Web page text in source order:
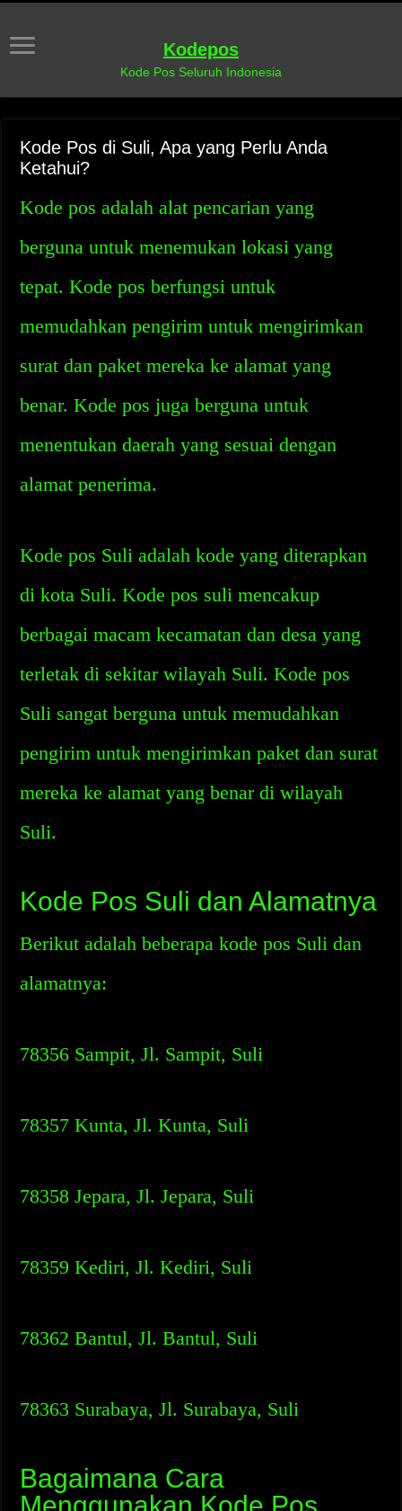
Kodepos
Kode Pos Seluruh Indonesia
Kode Pos di Suli, Apa yang Perlu Anda
Ketahui?
Kode pos adalah alat pencarian yang
berguna untuk menemukan lokasi yang
tepat. Kode pos berfungsi untuk
memudahkan pengirim untuk mengirimkan
surat dan paket mereka ke alamat yang
benar. Kode pos juga berguna untuk
menentukan daerah yang sesuai dengan
alamat penerima.
Kode pos Suli adalah kode yang diterapkan
di kota Suli. Kode pos suli mencakup
berbagai macam kecamatan dan desa yang
terletak di sekitar wilayah Suli. Kode pos
Suli sangat berguna untuk memudahkan
pengirim untuk mengirimkan paket dan surat
mereka ke alamat yang benar di wilayah
Suli.
Kode Pos Suli dan Alamatnya
Berikut adalah beberapa kode pos Suli dan
alamatnya:
78356 Sampit, Jl. Sampit, Suli
78357 Kunta, Jl. Kunta, Suli
78358 Jepara, Jl. Jepara, Suli
78359 Kediri, Jl. Kediri, Suli
78362 Bantul, Jl. Bantul, Suli
78363 Surabaya, Jl. Surabaya, Suli
Bagaimana Cara